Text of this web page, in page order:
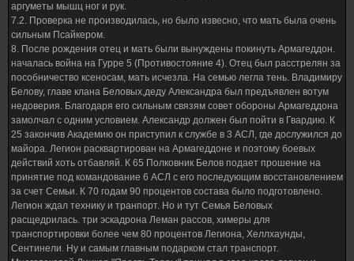
аргуметы мышц ног и рук.
7.2. Проверка не производилась, но было извесно, что мать была очень
сильным Псайкером.
8. После рождения отец и мать были вынуждены покинуть Армагеддон.
началась война на Гурре 5 (Противостояние 4). Отец был расстрелян за
пособничество ксеносам, мать исчезла. На семью легла тень. Владимиру
Белову, главе клана Беловых,деду Александра был предъявлен вотум
недоверия. Благодаря его сильным связям совет обороны Армагеддона
замолчал с одним условием. Александр должен был пойти в Гвардию. К
25 закончив Академию он приступил к службе в 3 АСЛ, где дослужился до
майора. Легион расквартирован на Армагеддоне и поэтому боевых
действий хоть отбавляй. К 65 Полковник Белов подает прошение на
принятие под командование 6 АСЛ с его последующим восстановлением
за счет Семьи. К 70 годам 90 процентов состава было подготовлено.
Легион ждал технику и транпорт. Но и тут Семья Беловых
расщедрилась. три эскадрона Леман рассов, химеры для
транспортировки более чем 80 процентов Легиона, Хеллхаунды,
Сентинели. Ну и самым главным подарком стал транспорт.